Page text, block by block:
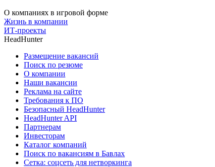
О компаниях в игровой форме
Жизнь в компании
ИТ-проекты
HeadHunter
Размещение вакансий
Поиск по резюме
О компании
Наши вакансии
Реклама на сайте
Требования к ПО
Безопасный HeadHunter
HeadHunter API
Партнерам
Инвесторам
Каталог компаний
Поиск по вакансиям в Бавлах
Сетка: соцсеть для нетворкинга